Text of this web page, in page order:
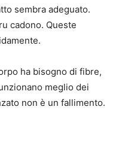
sembra adeguato.
cadono. Queste
ha bisogno di fibre,
meglio dei
non è un fallimento.